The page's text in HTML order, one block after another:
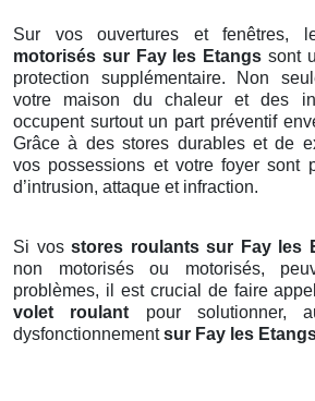
Sur vos ouvertures et fenêtres,
motorisés sur Fay les Etangs sont
protection supplémentaire. Non
votre maison du chaleur et des
occupent surtout un part préventif
Grâce à des stores durables et de
vos possessions et votre foyer sont
d’intrusion, attaque et infraction.
Si vosstores roulants sur Fay les
non motorisés ou motorisés,
problèmes, il est crucial de faire
volet roulantpour solutionner,
dysfonctionnementsur Fay les